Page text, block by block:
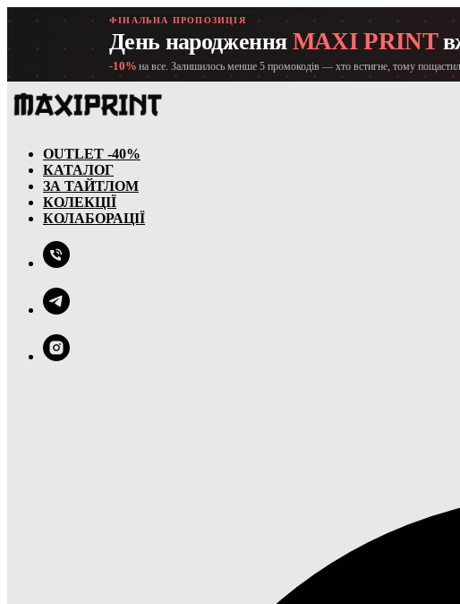
ФІНАЛЬНА ПРОПОЗИЦІЯ
День народженняMAXI PRINT
-10% на все. Залишилось менше 5 промокодів — хто встигне, тому
OUTLET -40%
КАТАЛОГ
ЗА ТАЙТЛОМ
КОЛЕКЦІЇ
КОЛАБОРАЦІЇ